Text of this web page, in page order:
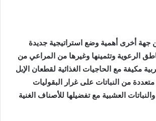
جهة أخرى أهمية وضع استراتيجية جديدة
الرعوية وتثمينها وغيرها من المراعي من
مكيفة مع الحاجيات الغذائية لقطعان الإبل
من النباتات على غرار البقوليات
العشبية مع تفضيلها للأصناف الغنية